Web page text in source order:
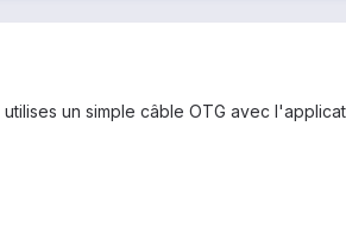
un simple câble OTG avec